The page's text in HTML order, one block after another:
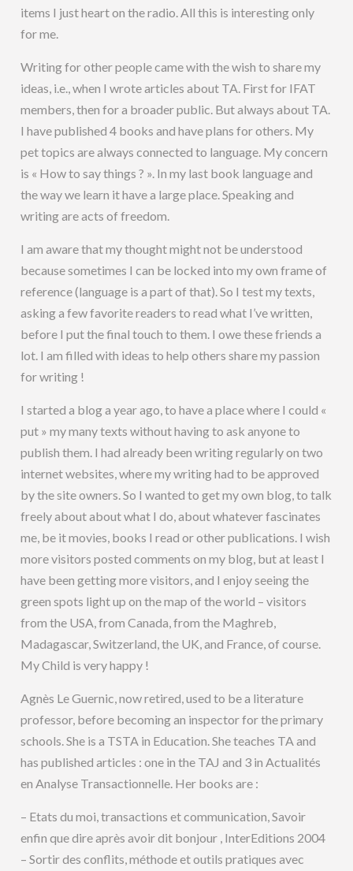
items I just heart on the radio. All this is interesting only
for me.
Writing for other people came with the wish to share my
ideas, i.e., when I wrote articles about TA. First for IFAT
members, then for a broader public. But always about TA.
I have published 4 books and have plans for others. My
pet topics are always connected to language. My concern
is « How to say things ? ». In my last book language and
the way we learn it have a large place. Speaking and
writing are acts of freedom.
I am aware that my thought might not be understood
because sometimes I can be locked into my own frame of
reference (language is a part of that). So I test my texts,
asking a few favorite readers to read what I’ve written,
before I put the final touch to them. I owe these friends a
lot. I am filled with ideas to help others share my passion
for writing !
I started a blog a year ago, to have a place where I could «
put » my many texts without having to ask anyone to
publish them. I had already been writing regularly on two
internet websites, where my writing had to be approved
by the site owners. So I wanted to get my own blog, to talk
freely about about what I do, about whatever fascinates
me, be it movies, books I read or other publications. I wish
more visitors posted comments on my blog, but at least I
have been getting more visitors, and I enjoy seeing the
green spots light up on the map of the world – visitors
from the USA, from Canada, from the Maghreb,
Madagascar, Switzerland, the UK, and France, of course.
My Child is very happy !
Agnès Le Guernic, now retired, used to be a literature
professor, before becoming an inspector for the primary
schools. She is a TSTA in Education. She teaches TA and
has published articles : one in the TAJ and 3 in Actualités
en Analyse Transactionnelle. Her books are :
– Etats du moi, transactions et communication, Savoir
enfin que dire après avoir dit bonjour , InterEditions 2004
– Sortir des conflits, méthode et outils pratiques avec